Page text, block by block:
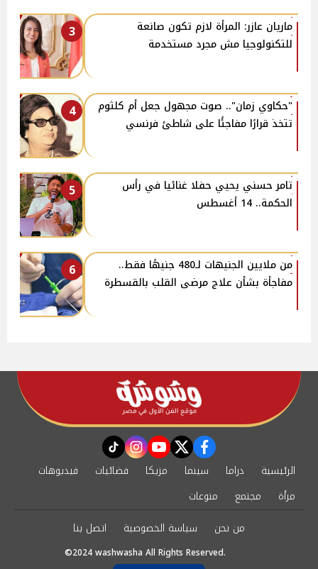
3
ماريان عازر: المرأة لازم تكون صانعة
للتكنولوجيا مش مجرد مستخدمة
4
"حكاوي زمان".. صوت مجهول جعل أم كلثوم
تتخذ قرارًا مفاجئًا على شاطئ فرنسي
5
تامر حسني يحيي حفلا غنائيا في رأس
الحكمة.. 14 أغسطس
6
من ملايين الجنيهات لـ480 جنيهًا فقط..
مفاجأة بشأن علاج مرضى القلب بالقسطرة
facebook
twitter
youtube
instagram
tiktok
الرئيسية دراما سينما مزيكا فضائيات
فيديوهات
مرأة
مجتمع
منوعات
من نحن
سياسة الخصوصية اتصل بنا
©2024 washwasha All Rights Reserved.